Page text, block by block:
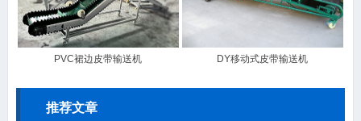
PVC裙边皮带输送机 DY移动式皮带输送机
推荐文章